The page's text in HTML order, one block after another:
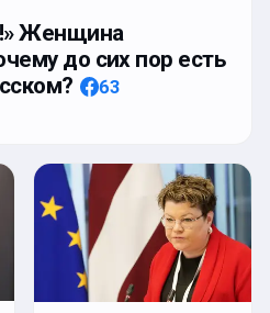
Женщина
до сих пор есть
63